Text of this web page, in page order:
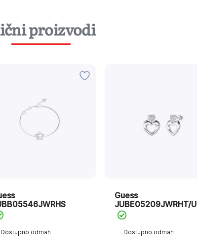
proizvodi
Dostupno odmah Dostupno odmah
Guess
JUBE05209JWRHT/U